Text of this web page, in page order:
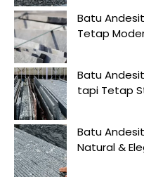
Batu
Tetap
Batu
tapi Tetap
Batu
Natural &